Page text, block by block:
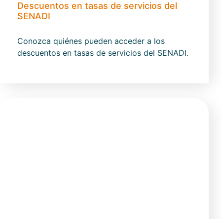
Descuentos en tasas de servicios del
SENADI
Conozca quiénes pueden acceder a los
descuentos en tasas de servicios del SENADI.